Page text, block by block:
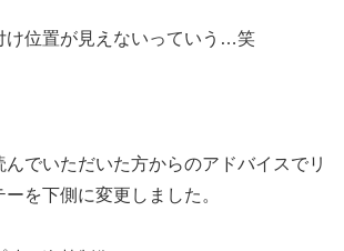
け位置が見えないっていう…笑
でいただいた方からのアドバイスでリ
を下側に変更しました。